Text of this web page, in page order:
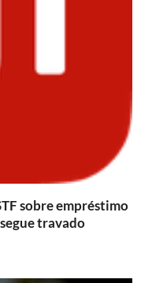
sobre empréstimo
travado